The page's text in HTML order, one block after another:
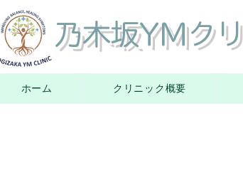
乃木坂YMク
ホーム クリニック概要